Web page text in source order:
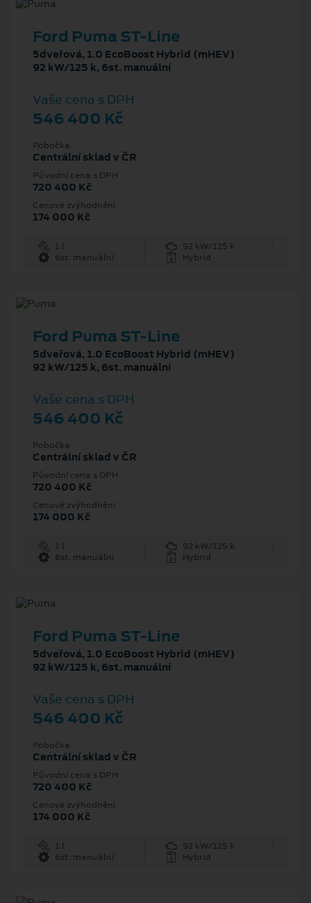
Ford Puma ST-Line
5dveřová, 1.0 EcoBoost Hybrid (mHEV)
92 kW/125 k, 6st. manuální
Vaše cena s DPH
546 400 Kč
Pobočka
Centrální sklad v ČR
Původní cena s DPH
720 400 Kč
Cenové zvýhodnění
174 000 Kč
1 l
92 kW/125 k
6st. manuální
Hybrid
Ford Puma ST-Line
5dveřová, 1.0 EcoBoost Hybrid (mHEV)
92 kW/125 k, 6st. manuální
Vaše cena s DPH
546 400 Kč
Pobočka
Centrální sklad v ČR
Původní cena s DPH
720 400 Kč
Cenové zvýhodnění
174 000 Kč
1 l
92 kW/125 k
6st. manuální
Hybrid
Ford Puma ST-Line
5dveřová, 1.0 EcoBoost Hybrid (mHEV)
92 kW/125 k, 6st. manuální
Vaše cena s DPH
546 400 Kč
Pobočka
Centrální sklad v ČR
Původní cena s DPH
720 400 Kč
Cenové zvýhodnění
174 000 Kč
1 l
92 kW/125 k
6st. manuální
Hybrid